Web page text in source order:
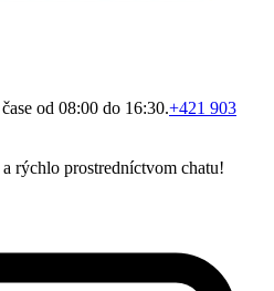
od 08:00 do 16:30.+421 903
rýchlo prostredníctvom chatu!